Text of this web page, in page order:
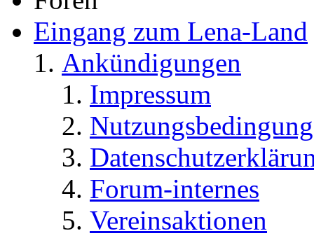
Eingang zum Lena-Land
Ankündigungen
Impressum
Forum-internes
Vereinsaktionen